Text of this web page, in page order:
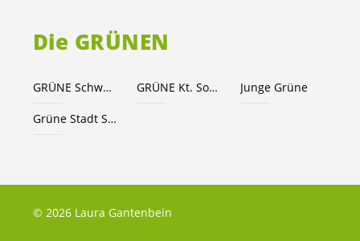
Die GRÜNEN
GRÜNE Schweiz GRÜNE Kt. Solothurn Junge Grüne
Grüne Stadt Solothurn
© 2026 Laura Gantenbein